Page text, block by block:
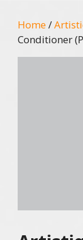
Home/
Conditioner